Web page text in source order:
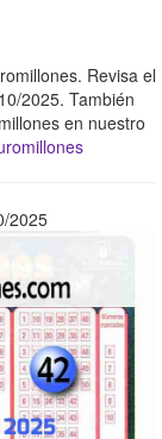
Revisa el
2025. También
en nuestro
2025